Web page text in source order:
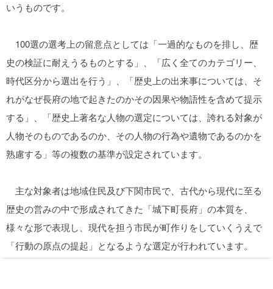
いうものです。
100選の選考上の留意点としては「一過的なものを排し、歴
史の検証に耐えうるものとする」、「広く全てのカテゴリー、
時代区分から選出を行う」、「歴史上の出来事については、そ
れがなぜ長府の地で起きたのかその因果や物語性を含めて提示
する」、「歴史上著名な人物の選定については、誇れる対象が
人物そのものであるのか、その人物の行為や遺物であるのかを
熟慮する」等の複数の基準が設定されています。
主な対象者は地域住民及び下関市民で、古代から現代に至る
歴史の営みの中で形成されてきた「城下町長府」の本質を、
様々な形で表現し、現代を担う市民が町作りをしていくうえで
「行動の原点の提起」となるような選定が行われています。